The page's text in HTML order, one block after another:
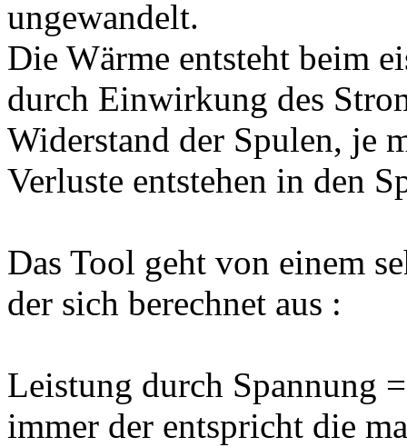
ungewandelt.
Die Wärme entsteht beim
durch Einwirkung des
Widerstand der Spulen, je
Verluste entstehen in den
Das Tool geht von einem
der sich berechnet aus :
Leistung durch Spannung
immer der entspricht die